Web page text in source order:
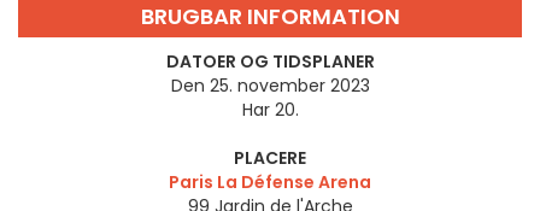
BRUGBAR INFORMATION
DATOER OG TIDSPLANER
Den 25. november 2023
Har 20.
PLACERE
Paris La Défense Arena